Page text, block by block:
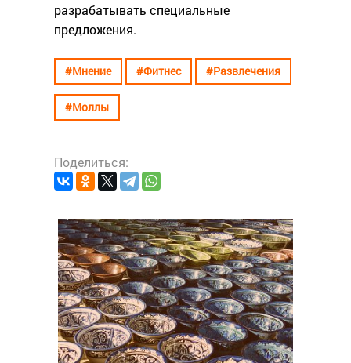
разрабатывать специальные
предложения.
#Мнение #Фитнес #Развлечения
#Моллы
Поделиться: